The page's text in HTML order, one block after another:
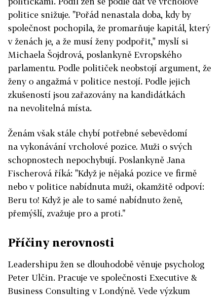
politice snižuje. "Pořád nenastala doba, kdy by
společnost pochopila, že promarňuje kapitál, který
v ženách je, a že musí ženy podpořit," myslí si
Michaela Šojdrová, poslankyně Evropského
parlamentu. Podle političek neobstojí argument, že
ženy o angažmá v politice nestojí. Podle jejich
zkušeností jsou zařazovány na kandidátkách
na nevolitelná místa.
Ženám však stále chybí potřebné sebevědomí
na vykonávání vrcholové pozice. Muži o svých
schopnostech nepochybují. Poslankyně Jana
Fischerová říká: "Když je nějaká pozice ve firmě
nebo v politice nabídnuta muži, okamžitě odpoví:
Beru to! Když je ale to samé nabídnuto ženě,
přemýšlí, zvažuje pro a proti."
Příčiny nerovnosti
Leadershipu žen se dlouhodobě věnuje psycholog
Peter Ulčin. Pracuje ve společnosti Executive &
Business Consulting v Londýně. Vede výzkum